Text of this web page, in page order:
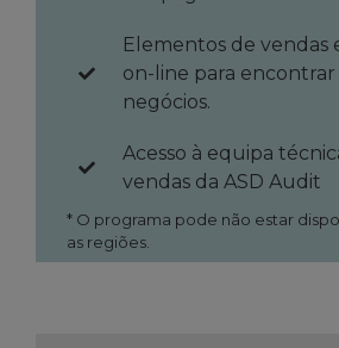
Elementos de vendas
on-line para
negócios.
Acesso à equipa
vendas da ASD Audit
* O programa pode não estar
as regiões.